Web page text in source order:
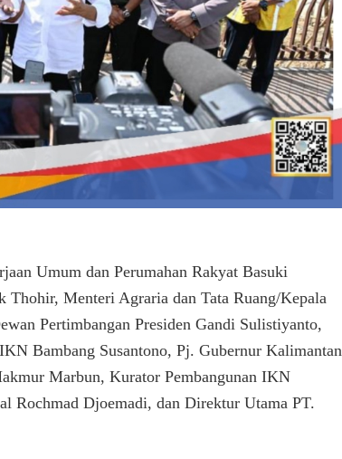
Umum dan Perumahan Rakyat Basuki
Menteri Agraria dan Tata Ruang/Kepala
Pertimbangan Presiden Gandi Sulistiyanto,
Bambang Susantono, Pj. Gubernur Kalimantan
Marbun, Kurator Pembangunan IKN
Rochmad Djoemadi, dan Direktur Utama PT.